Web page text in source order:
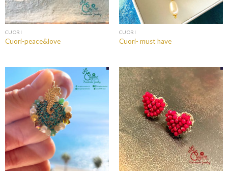
CUORI
Cuori-peace&love
CUORI
Cuori- must have